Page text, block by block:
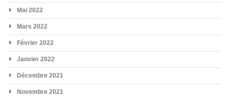
Mai 2022
Mars 2022
Février 2022
Janvier 2022
Décembre 2021
Novembre 2021